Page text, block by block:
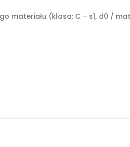
materiału (klasa: C – s1, d0 /